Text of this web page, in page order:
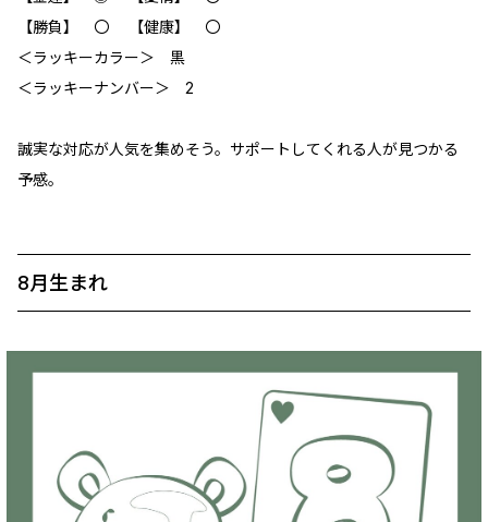
【勝負】 〇 【健康】 〇
＜ラッキーカラー＞ 黒
＜ラッキーナンバー＞ 2
誠実な対応が人気を集めそう。サポートしてくれる人が見つかる
予感。
8月生まれ